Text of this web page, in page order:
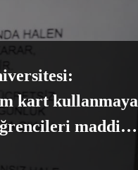
kart kullanmaya
maddi
bırakacak”